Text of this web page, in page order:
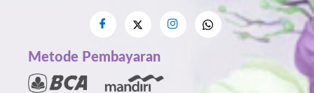
Metode Pembayaran